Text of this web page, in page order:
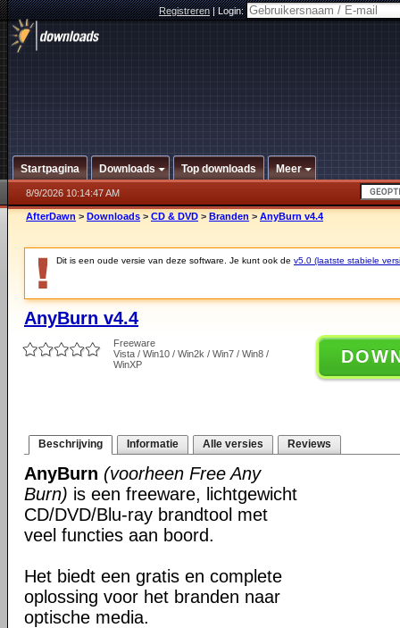
Registreren|Login:
Startpagina Downloads Top downloads Meer
8/9/2026 10:14:47 AM
AfterDawn > Downloads > CD & DVD > Branden > AnyBurn v4.4
Dit is een oude versie van deze software. Je kunt ook de v5.0 (laatste stabiele
AnyBurn v4.4
Freeware
Vista / Win10 / Win2k / Win7 / Win8 /
WinXP
Beschrijving Informatie Alle versies Reviews
AnyBurn (voorheen Free Any
Burn) is een freeware, lichtgewicht
CD/DVD/Blu-ray brandtool met
veel functies aan boord.
Het biedt een gratis en complete
oplossing voor het branden naar
optische media.